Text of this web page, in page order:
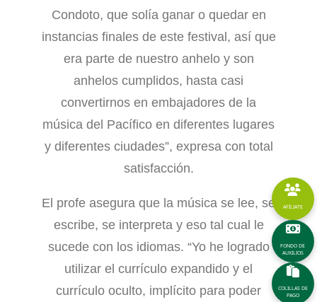
Condoto, que solía ganar o quedar en
instancias finales de este festival, así que
era parte de nuestro anhelo y son
anhelos cumplidos, hasta casi
convertirnos en embajadores de la
música del Pacífico en diferentes lugares
y diferentes ciudades”, expresa con total
satisfacción.
El profe asegura que la música se lee, se
escribe, se interpreta y eso tal cual le
sucede con los idiomas. “Yo he logrado
utilizar el currículo expandido y el
currículo oculto, implícito para poder
AFÍLIATE
FONDO DE
AUXILIOS
COLILLAS DE
PAGO